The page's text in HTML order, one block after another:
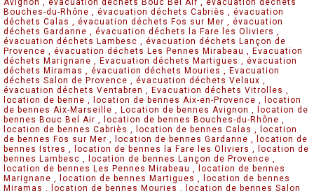
Avignon , évacuation déchets Bouc Bel Air , évacuation déchets
Bouches-du-Rhône , évacuation déchets Cabriès , évacuation
déchets Calas , évacuation déchets Fos sur Mer , évacuation
déchets Gardanne , évacuation déchets la Fare les Oliviers ,
évacuation déchets Lambesc , évacuation déchets Lançon de
Provence , évacuation déchets Les Pennes Mirabeau , Evacuation
déchets Marignane , Evacuation déchets Martigues , évacuation
déchets Miramas , évacuation déchets Mouries , Evacuation
déchets Salon de Provence , évacuation déchets Velaux ,
évacuation déchets Ventabren , Evacuation déchets Vitrolles ,
location de benne , location de bennes Aix-en-Provence ,
location
de bennes Aix-Marseille , Location de bennes Avignon ,
location de
bennes Bouc Bel Air , location de bennes Bouches-du-Rhône ,
location de bennes Cabriès , location de bennes Calas ,
location
de bennes Fos sur Mer , location de bennes Gardanne ,
location de
bennes Istres , location de bennes la Fare les Oliviers ,
location de
bennes Lambesc , location de bennes Lançon de Provence ,
location de bennes Les Pennes Mirabeau ,
location de bennes
Marignane , location de bennes Martigues ,
location de bennes
Miramas , location de bennes Mouries , location de bennes Salon